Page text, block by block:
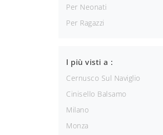
Per Neonati
Per Ragazzi
I più visti a :
Cernusco Sul Naviglio
Cinisello Balsamo
Milano
Monza